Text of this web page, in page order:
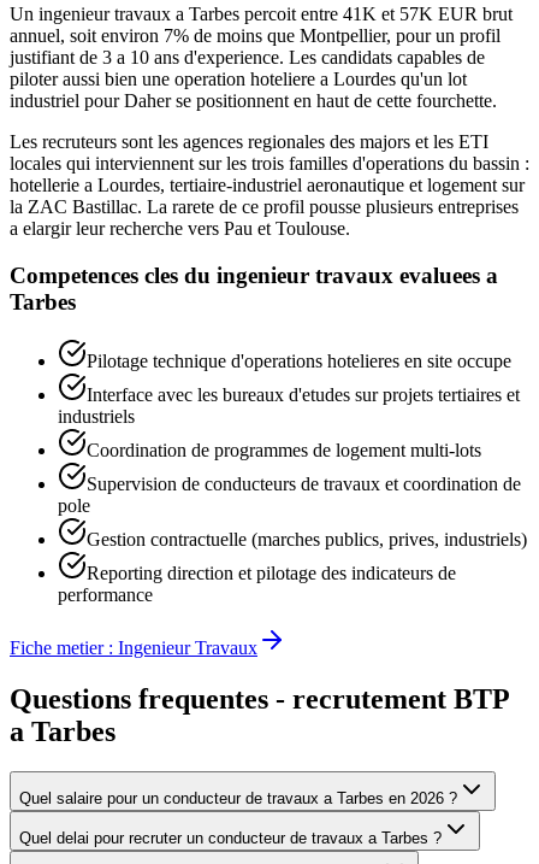
Un ingenieur travaux a Tarbes percoit entre 41K et 57K EUR brut
annuel, soit environ 7% de moins que Montpellier, pour un profil
justifiant de 3 a 10 ans d'experience. Les candidats capables de
piloter aussi bien une operation hoteliere a Lourdes qu'un lot
industriel pour Daher se positionnent en haut de cette fourchette.
Les recruteurs sont les agences regionales des majors et les ETI
locales qui interviennent sur les trois familles d'operations du bassin :
hotellerie a Lourdes, tertiaire-industriel aeronautique et logement sur
la ZAC Bastillac. La rarete de ce profil pousse plusieurs entreprises
a elargir leur recherche vers Pau et Toulouse.
Competences cles du ingenieur travaux evaluees a
Tarbes
Pilotage technique d'operations hotelieres en site occupe
Interface avec les bureaux d'etudes sur projets tertiaires et
industriels
Coordination de programmes de logement multi-lots
Supervision de conducteurs de travaux et coordination de
pole
Gestion contractuelle (marches publics, prives, industriels)
Reporting direction et pilotage des indicateurs de
performance
Fiche metier : Ingenieur Travaux
Questions frequentes - recrutement BTP
a Tarbes
Quel salaire pour un conducteur de travaux a Tarbes en 2026 ?
Quel delai pour recruter un conducteur de travaux a Tarbes ?